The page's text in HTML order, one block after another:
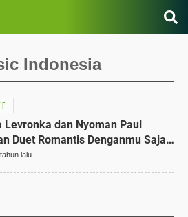
Indonesia
Levronka dan Nyoman Paul
Duet Romantis Denganmu Saja
2025
lalu